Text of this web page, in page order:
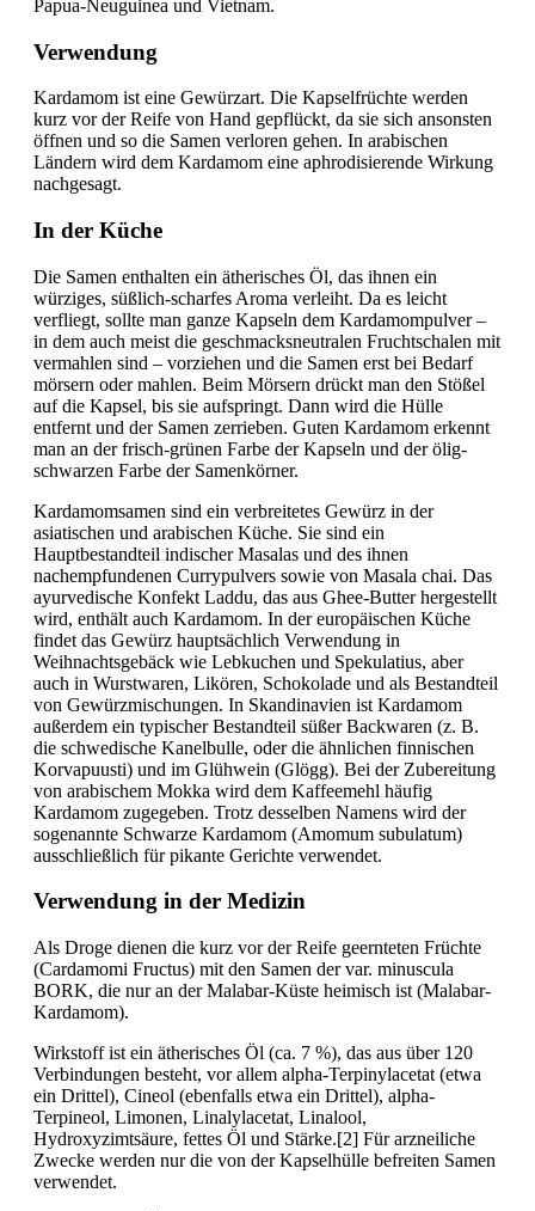
Papua-Neuguinea und Vietnam.
Verwendung
Kardamom ist eine Gewürzart. Die Kapselfrüchte werden
kurz vor der Reife von Hand gepflückt, da sie sich ansonsten
öffnen und so die Samen verloren gehen. In arabischen
Ländern wird dem Kardamom eine aphrodisierende Wirkung
nachgesagt.
In der Küche
Die Samen enthalten ein ätherisches Öl, das ihnen ein
würziges, süßlich-scharfes Aroma verleiht. Da es leicht
verfliegt, sollte man ganze Kapseln dem Kardamompulver –
in dem auch meist die geschmacksneutralen Fruchtschalen mit
vermahlen sind – vorziehen und die Samen erst bei Bedarf
mörsern oder mahlen. Beim Mörsern drückt man den Stößel
auf die Kapsel, bis sie aufspringt. Dann wird die Hülle
entfernt und der Samen zerrieben. Guten Kardamom erkennt
man an der frisch-grünen Farbe der Kapseln und der ölig-
schwarzen Farbe der Samenkörner.
Kardamomsamen sind ein verbreitetes Gewürz in der
asiatischen und arabischen Küche. Sie sind ein
Hauptbestandteil indischer Masalas und des ihnen
nachempfundenen Currypulvers sowie von Masala chai. Das
ayurvedische Konfekt Laddu, das aus Ghee-Butter hergestellt
wird, enthält auch Kardamom. In der europäischen Küche
findet das Gewürz hauptsächlich Verwendung in
Weihnachtsgebäck wie Lebkuchen und Spekulatius, aber
auch in Wurstwaren, Likören, Schokolade und als Bestandteil
von Gewürzmischungen. In Skandinavien ist Kardamom
außerdem ein typischer Bestandteil süßer Backwaren (z. B.
die schwedische Kanelbulle, oder die ähnlichen finnischen
Korvapuusti) und im Glühwein (Glögg). Bei der Zubereitung
von arabischem Mokka wird dem Kaffeemehl häufig
Kardamom zugegeben. Trotz desselben Namens wird der
sogenannte Schwarze Kardamom (Amomum subulatum)
ausschließlich für pikante Gerichte verwendet.
Verwendung in der Medizin
Als Droge dienen die kurz vor der Reife geernteten Früchte
(Cardamomi Fructus) mit den Samen der var. minuscula
BORK, die nur an der Malabar-Küste heimisch ist (Malabar-
Kardamom).
Wirkstoff ist ein ätherisches Öl (ca. 7 %), das aus über 120
Verbindungen besteht, vor allem alpha-Terpinylacetat (etwa
ein Drittel), Cineol (ebenfalls etwa ein Drittel), alpha-
Terpineol, Limonen, Linalylacetat, Linalool,
Hydroxyzimtsäure, fettes Öl und Stärke.[2] Für arzneiliche
Zwecke werden nur die von der Kapselhülle befreiten Samen
verwendet.